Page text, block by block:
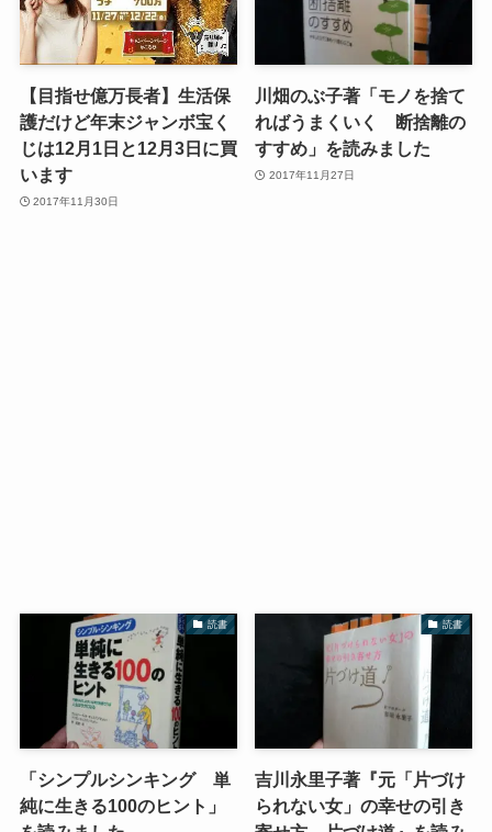
【目指せ億万長者】生活保
護だけど年末ジャンボ宝く
じは12月1日と12月3日に買
います
2017年11月30日
川畑のぶ子著「モノを捨て
ればうまくいく 断捨離の
すすめ」を読みました
2017年11月27日
読書
「シンプルシンキング 単
純に生きる100のヒント」
読書
吉川永里子著『元「片づけ
られない女」の幸せの引き